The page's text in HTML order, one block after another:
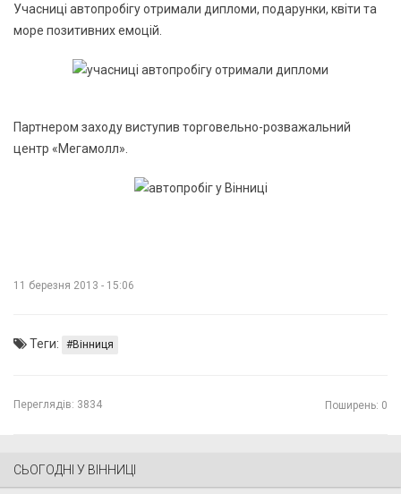
Учасниці автопробігу отримали дипломи, подарунки, квіти та
море позитивних емоцій.
Партнером заходу виступив торговельно-розважальний
центр «Мегамолл».
11 березня 2013 - 15:06
Теги: Вінниця
Переглядів: 3834 Поширень: 0
СЬОГОДНІ У ВІННИЦІ